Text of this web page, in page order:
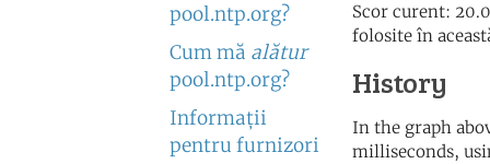
pool.ntp.org?
Cum mă alătur
pool.ntp.org?
Informaţii
pentru furnizori
Scor curent:
folosite în
History
In the graph
milliseconds,